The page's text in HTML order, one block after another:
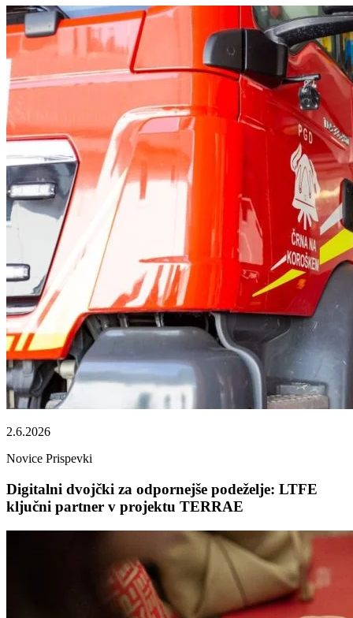
2.6.2026
Novice Prispevki
Digitalni dvojčki za odpornejše podeželje: LTFE
ključni partner v projektu TERRAE